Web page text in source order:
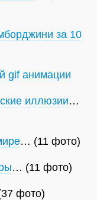
за 10
gif анимации
иллюзии…
… (11 фото)
… (11 фото)
фото)